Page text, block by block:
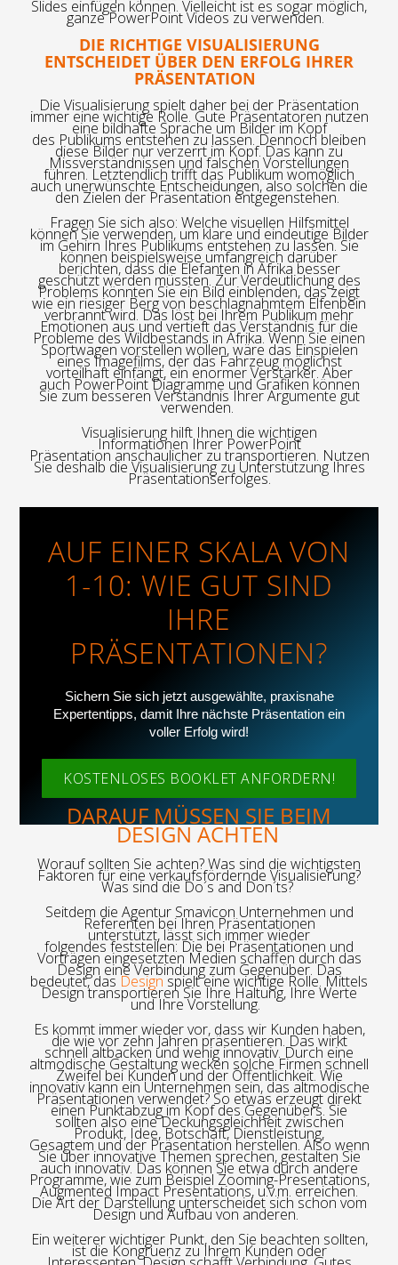
Slides einfügen können. Vielleicht ist es sogar möglich,
ganze PowerPoint Videos zu verwenden.
DIE RICHTIGE VISUALISIERUNG
ENTSCHEIDET ÜBER DEN ERFOLG IHRER
PRÄSENTATION
Die Visualisierung spielt daher bei der Präsentation
immereine wichtige Rolle. Gute Präsentatorennutzen
eine bildhafte Sprache um Bilder im Kopf
des Publikumsentstehen zu lassen. Dennoch bleiben
diese Bilder nur verzerrt im Kopf. Das kann zu
Missverständnissen und falschen Vorstellungen
führen. Letztendlich trifft das Publikum womöglich
auchunerwünschteEntscheidungen,alsosolchen die
den Zielen der Präsentation entgegenstehen.
Fragen Sie sich also: Welche visuellen Hilfsmittel
können Sie verwenden, um klare und eindeutige Bilder
im Gehirn Ihres Publikums entstehen zu lassen. Sie
können beispielsweise umfangreich darüber
berichten, dass die Elefanten in Afrika besser
geschützt werden müssten. Zur Verdeutlichung des
Problems könnten Sie ein Bild einblenden, das zeigt
wie ein riesiger Berg von beschlagnahmtem Elfenbein
verbrannt wird. Das löst bei Ihrem Publikum mehr
Emotionen aus undvertieft das Verständnis für die
Probleme des Wildbestands in Afrika. Wenn Sie einen
Sportwagen vorstellen wollen, wäre das Einspielen
eines Imagefilms, der das Fahrzeug möglichst
vorteilhaft einfängt, ein enormer Verstärker. Aber
auchPowerPoint Diagramme und Grafiken können
Sie zum besseren Verständnis Ihrer Argumente gut
verwenden.
Visualisierung hilft Ihnen die wichtigen
Informationen Ihrer PowerPoint
Präsentationanschaulicher zu transportieren. Nutzen
Siedeshalb die Visualisierung zu Unterstützung Ihres
Präsentationserfolges.
AUF EINER SKALA VON
1-10: WIE GUT SIND
IHRE
PRÄSENTATIONEN?
Sichern Sie sich jetzt ausgewählte, praxisnahe
Expertentipps, damit Ihre nächste Präsentation ein
voller Erfolg wird!
KOSTENLOSES BOOKLET ANFORDERN!
DARAUF MÜSSEN SIE BEIM
DESIGNACHTEN
Woraufsollten Sie achten? Was sind die wichtigsten
Faktoren für eine verkaufsfördernde Visualisierung?
Was sind dieDo´s and Don´ts?
Seitdem die Agentur Smavicon Unternehmen und
Referenten beiIhren Präsentationen
unterstützt,lässtsich immer wieder
folgendesfeststellen:Die bei Präsentationen und
Vorträgen eingesetzten Medien schaffen durch das
Design eine Verbindung zum Gegenüber. Das
bedeutet, das Design spielt eine wichtige Rolle. Mittels
Design transportieren Sie Ihre Haltung, Ihre Werte
und Ihre Vorstellung.
Es kommt immer wieder vor, dass wir Kunden haben,
die wie vor zehn Jahren präsentieren. Das wirkt
schnellaltbacken und wenig innovativ.Durch eine
altmodischeGestaltungwecken solche Firmen schnell
Zweifel bei Kunden und der Öffentlichkeit. Wie
innovativ kann ein Unternehmen sein, das altmodische
Präsentationen verwendet?So etwaserzeugt direkt
einen Punktabzug im Kopf desGegenübers. Sie
sollten also eine Deckungsgleichheit zwischen
Produkt, Idee,Botschaft,Dienstleistung,
Gesagtemund der Präsentationherstellen. Also wenn
Sie über innovative Themensprechen, gestalten Sie
auch innovativ. Das können Sie etwa durch andere
Programme, wie zum BeispielZooming-Presentations,
Augmented ImpactPresentations, u.v.m. erreichen.
Die Art der Darstellung unterscheidet sich schon vom
Design und Aufbau von anderen.
Ein weiterer wichtiger Punkt, den Sie beachten sollten,
ist die Kongruenz zu Ihrem Kunden oder